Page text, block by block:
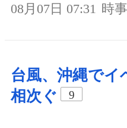
08月07日 07:31 時
台風、沖縄でイ
相次ぐ
9